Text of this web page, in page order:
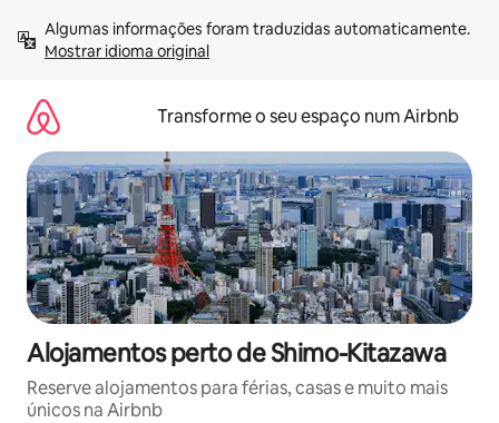
para
Mostrar idioma original
Transforme o seu espaço num Airbnb
Alojamentos perto de Shimo-Kitazawa
Reserve alojamentos para férias, casas e muito mais
únicos na Airbnb